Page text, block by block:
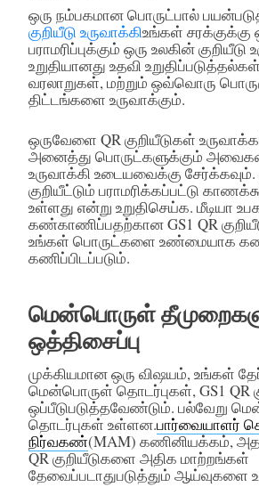
ஒரு நம்பகமான பொருட்பால்
குறியீடு உருவாக்கிஉங்கள்
பராமரிப்புக்கும் ஒரு உலகின் குறியீடு
உறுதியானது உதவி
வரலாறுகள், மற்றும் ஒவ்வொரு
திட்டங்களை உருவாக்கும்.
ஒருவேளை QR குறியீடுகள்
அனைத்து பொருட்களுக்கும்
உருவாக்கி உடையவைக்கு
குறியீட்டும் பராமரிக்கப்பட்டு
உள்ளது என்று உறுதிசெய்க. மீடியா
கண்காணிப்பதற்கான GS1 QR
உங்கள் பொருட்களை உண்மையாக
கணிப்பிடப்படும்.
மென்பொருள்
ஒத்திசைப்பு
முக்கியமான ஒரு விஷயம், உங்கள்
மென்பொருள் தொடர்புகள், GS1 QR
ஒப்பீடுபடுத்தவேண்டும். பல்வேறு
தொடர்புகள் உள்ளன.பார்வையாளர்
நிர்வகண்(MAM) கணினியக்கம்,
QR குறியீடுகளை அதிக மாற்றங்கள்
தேவைப்படாதுபடுத்தும் ஆய்வுகளை